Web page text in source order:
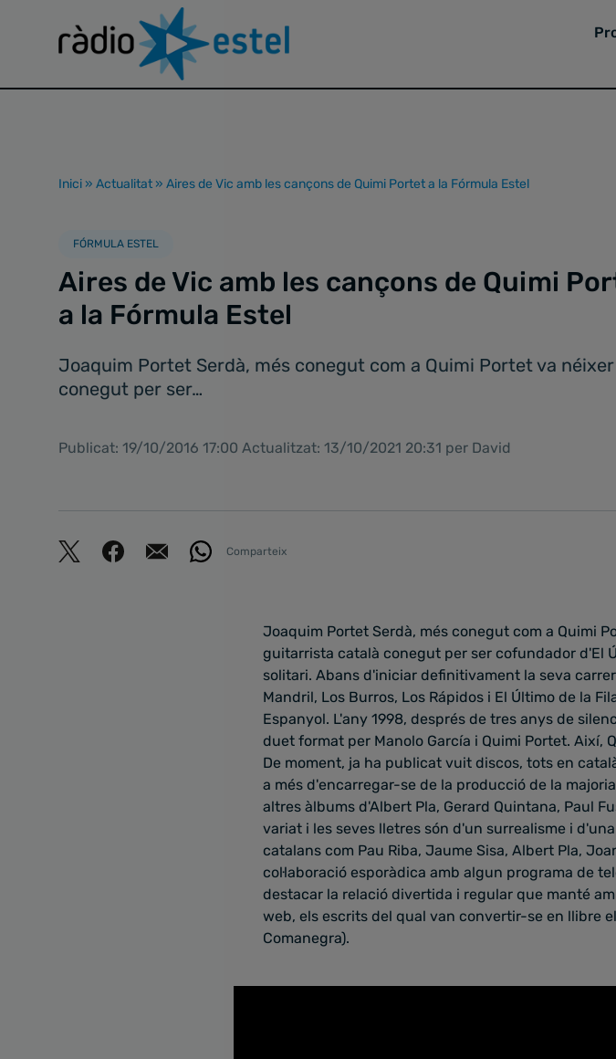
Inici » Actualitat » Aires de Vic amb les cançons de Quimi Portet a la Fórmula Estel
FÓRMULA ESTEL
Aires de Vic amb les cançons de Quimi
a la Fórmula Estel
Joaquim Portet Serdà, més conegut com a Quimi Portet va
conegut per ser…
Publicat: 19/10/2016 17:00 Actualitzat: 13/10/2021 20:31 per David
Comparteix
Joaquim Portet Serdà, més conegut com a Quimi
guitarrista català conegut per ser cofundador d'El
solitari. Abans d'iniciar definitivament la seva
Mandril, Los Burros, Los Rápidos i El Último de la
Espanyol. L'any 1998, després de tres anys de
duet format per Manolo García i Quimi Portet. Així,
De moment, ja ha publicat vuit discos, tots en
a més d'encarregar-se de la producció de la
altres àlbums d'Albert Pla, Gerard Quintana, Paul
variat i les seves lletres són d'un surrealisme i
catalans com Pau Riba, Jaume Sisa, Albert Pla,
col·laboració esporàdica amb algun programa de
destacar la relació divertida i regular que manté
web, els escrits del qual van convertir-se en llibre
Comanegra).